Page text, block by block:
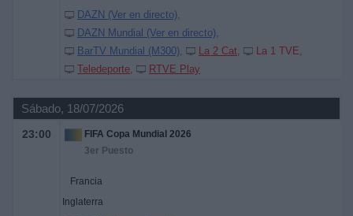
DAZN (Ver en directo)
DAZN Mundial (Ver en directo)
BarTV Mundial (M300)
La 2 Cat
La 1 TVE
Teledeporte
RTVE Play
Sábado, 18/07/2026
23:00
FIFA Copa Mundial 2026
3er Puesto
Francia
Inglaterra